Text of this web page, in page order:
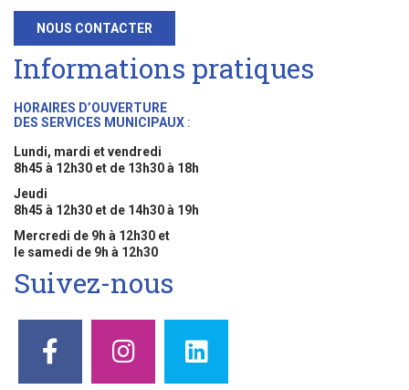
NOUS CONTACTER
Informations pratiques
HORAIRES D’OUVERTURE
DES SERVICES MUNICIPAUX :
Lundi, mardi et vendredi
8h45 à 12h30 et de 13h30 à 18h
Jeudi
8h45 à 12h30 et de 14h30 à 19h
Mercredi de 9h à 12h30 et
le samedi de 9h à 12h30
Suivez-nous